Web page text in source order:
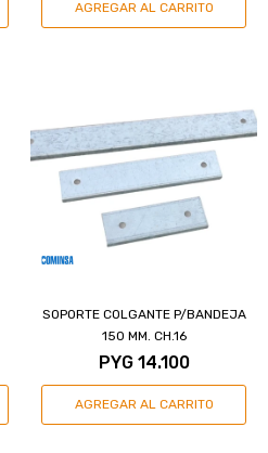
SOPORTE COLGANTE P/BANDEJA
150 MM. CH.16
PYG 14.100